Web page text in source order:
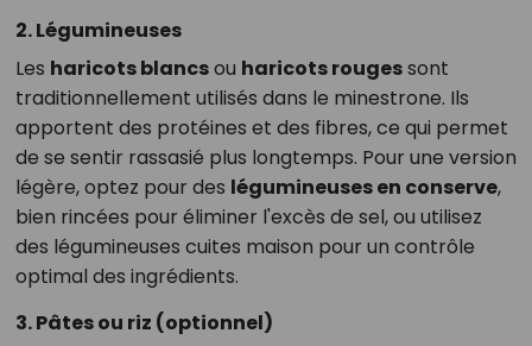
2. Légumineuses
Les haricots blancsou haricots rougessont
traditionnellement utilisés dans le minestrone. Ils
apportent des protéines et des fibres, ce qui permet
de se sentir rassasié plus longtemps. Pour une version
légère, optez pour des légumineuses en conserve,
bien rincées pour éliminer l'excès de sel, ou utilisez
des légumineuses cuites maison pour un contrôle
optimal des ingrédients.
3. Pâtes ou riz (optionnel)